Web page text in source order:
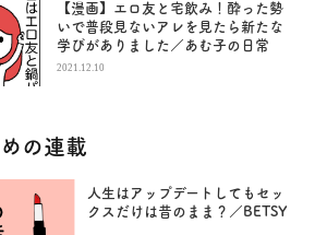
【漫画】エロ友と宅飲み！酔った勢
いで普段見ないアレを見たら新たな
学びがありました／あむ子の日常
2021.12.10
の連載
人生はアップデートしてもセッ
クスだけは昔のまま？／BETSY